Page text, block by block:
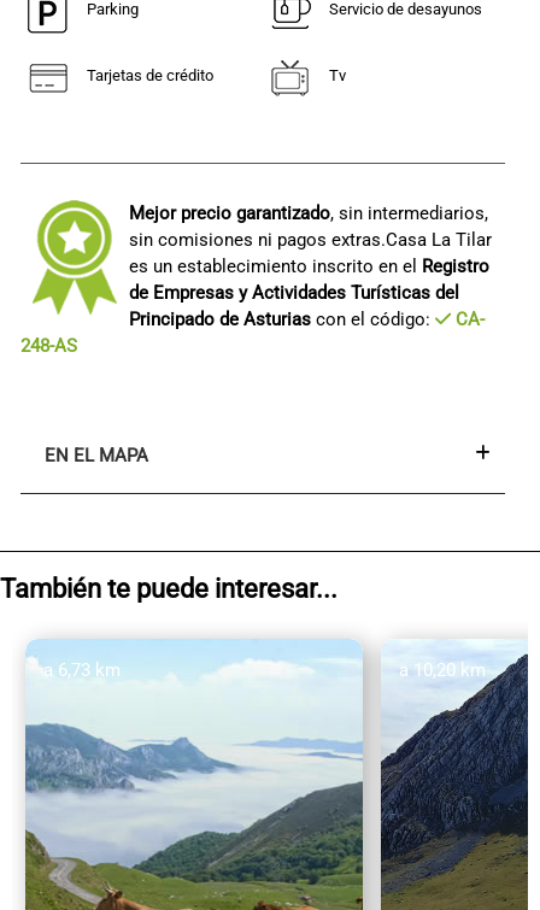
Parking Servicio de desayunos
Tarjetas de crédito Tv
Mejor precio garantizado, sin intermediarios,
sin comisiones ni pagos extras.Casa La Tilar
es un establecimiento inscrito en el Registro
de Empresas y Actividades Turísticas del
Principado de Asturias con el código:
CA-
248-AS
EN EL MAPA
También te puede interesar...
a 6,73 km a 10,20 km